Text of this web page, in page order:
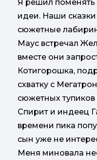
Я решил поменять
идеи. Наши сказки
сюжетные
Маус встречал
вместе они
Котигорошка,
схватку с
сюжетных тупиков
Спирит и индеец
времени пика
сын уже не
Меня миновала